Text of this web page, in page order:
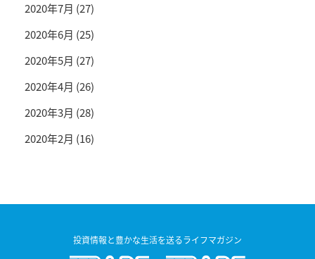
2020年7月 (27)
2020年6月 (25)
2020年5月 (27)
2020年4月 (26)
2020年3月 (28)
2020年2月 (16)
投資情報と豊かな生活を送るライフマガジン